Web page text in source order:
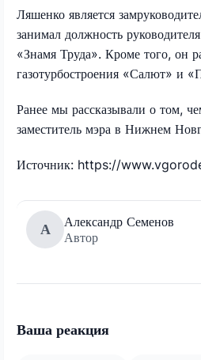
Ляшенко является
занимал должность
«Знамя Труда». Кроме того, он
газотурбостроения «Салют» и
Ранее мы рассказывали о том,
заместитель мэра в Нижнем
Источник: https://
А
Александр Семенов
Автор
Ваша реакция